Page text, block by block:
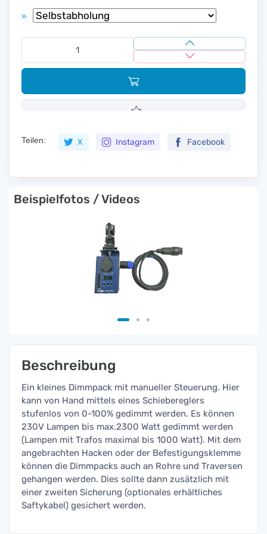
»
Teilen: X Instagram Facebook
Beispielfotos / Videos
Beschreibung
Ein kleines Dimmpack mit manueller Steuerung. Hier
kann von Hand mittels eines Schiebereglers
stufenlos von 0-100% gedimmt werden. Es können
230V Lampen bis max.2300 Watt gedimmt werden
(Lampen mit Trafos maximal bis 1000 Watt). Mit dem
angebrachten Hacken oder der Befestigungsklemme
können die Dimmpacks auch an Rohre und Traversen
gehangen werden. Dies sollte dann zusätzlich mit
einer zweiten Sicherung (optionales erhältliches
Saftykabel) gesichert werden.